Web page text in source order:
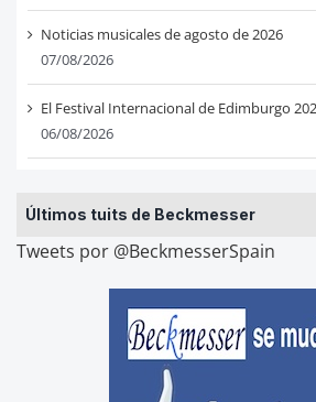
Noticias musicales de agosto de 2026
07/08/2026
El Festival Internacional de Edimburgo
06/08/2026
Últimos tuits de Beckmesser
Tweets por @BeckmesserSpain